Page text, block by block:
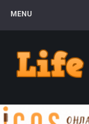
MENU